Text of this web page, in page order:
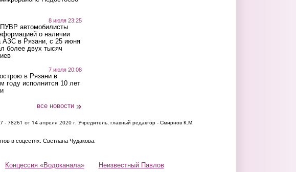
8 июля 23:25
автомобилисты
о наличии
АЗС в Рязани, с 25 июня
более двух тысяч
7 июля 20:08
в Рязани в
году исполнится 10 лет
все новости
- 78261 от 14 апреля 2020 г. Учредитель, главный редактор - Смирнов К.М.
в соцсетях: Светлана Чудакова.
Концессия «Водоканала» Неизвестный Павлов